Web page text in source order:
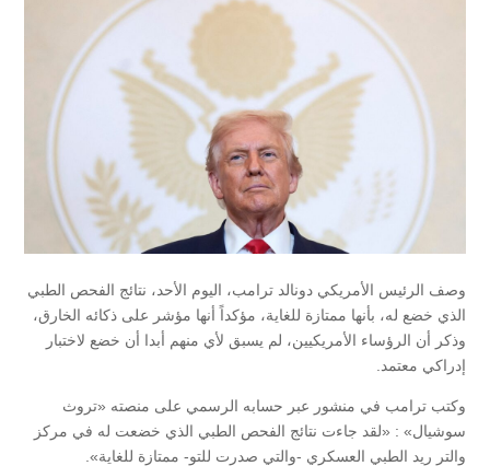
وصف الرئيس الأمريكي دونالد ترامب، اليوم الأحد، نتائج الفحص الطبي
الذي خضع له، بأنها ممتازة للغاية، مؤكداً أنها مؤشر على ذكائه الخارق،
وذكر أن الرؤساء الأمريكيين، لم يسبق لأي منهم أبدا أن خضع لاختبار
إدراكي معتمد.
وكتب ترامب في منشور عبر حسابه الرسمي على منصته «تروث
سوشيال» : «لقد جاءت نتائج الفحص الطبي الذي خضعت له في مركز
والتر ريد الطبي العسكري -والتي صدرت للتو- ممتازة للغاية».